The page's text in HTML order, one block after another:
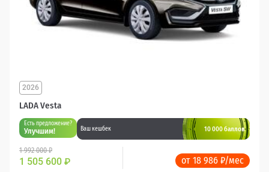
LADA Vesta
2026
Есть предложение?
Улучшим! Ваш кешбек 10 000 баллов
1 992 000 ₽
1 505 600 ₽ от 18 986 ₽/мес